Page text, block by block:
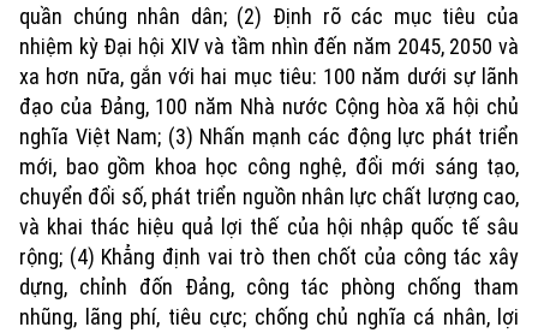
quần chúng nhân dân; (2) Định rõ các mục tiêu của
nhiệm kỳ Đại hội XIV và tầm nhìn đến năm 2045, 2050 và
xa hơn nữa, gắn với hai mục tiêu: 100 năm dưới sự lãnh
đạo của Đảng, 100 năm Nhà nước Cộng hòa xã hội chủ
nghĩa Việt Nam; (3) Nhấn mạnh các động lực phát triển
mới, bao gồm khoa học công nghệ, đổi mới sáng tạo,
chuyển đổi số, phát triển nguồn nhân lực chất lượng cao,
và khai thác hiệu quả lợi thế của hội nhập quốc tế sâu
rộng; (4) Khẳng định vai trò then chốt của công tác xây
dựng, chỉnh đốn Đảng, công tác phòng chống tham
nhũng, lãng phí, tiêu cực; chống chủ nghĩa cá nhân, lợi